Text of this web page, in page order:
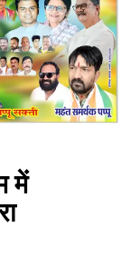
में